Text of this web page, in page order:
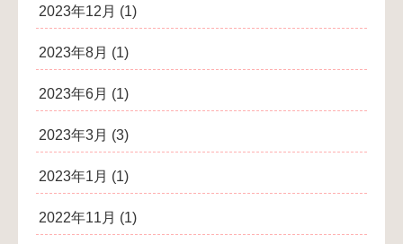
2023年12月 (1)
2023年8月 (1)
2023年6月 (1)
2023年3月 (3)
2023年1月 (1)
2022年11月 (1)